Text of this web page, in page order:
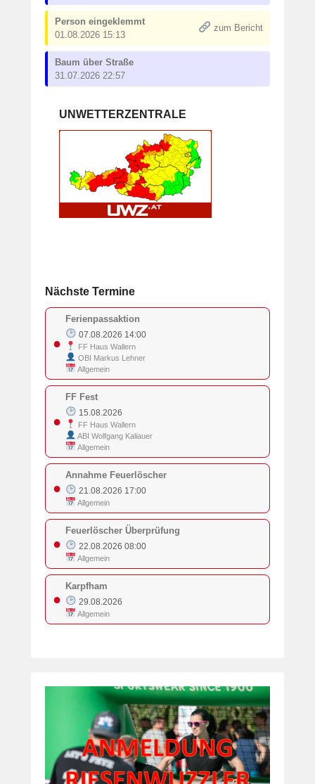
Person eingeklemmt
01.08.2026 15:13
zum Bericht
Baum über Straße
31.07.2026 22:57
UNWETTERZENTRALE
Nächste Termine
●
Ferienpassaktion
07.08.2026 14:00
FF Haus Wallern
OBI Markus Lehner
Allgemein
●
FF Fest
15.08.2026
FF Haus Wallern
ABI Wolfgang Kaliauer
Allgemein
●
Annahme Feuerlöscher
21.08.2026 17:00
Allgemein
●
Feuerlöscher Überprüfung
22.08.2026 08:00
Allgemein
●
Karpfham
29.08.2026
Allgemein